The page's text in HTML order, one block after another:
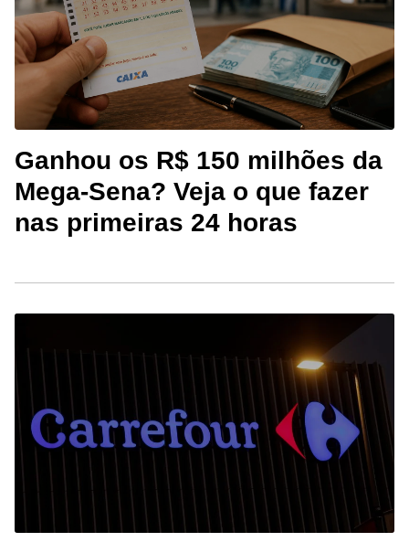
Ganhou os R$ 150 milhões da
Mega-Sena? Veja o que fazer
nas primeiras 24 horas